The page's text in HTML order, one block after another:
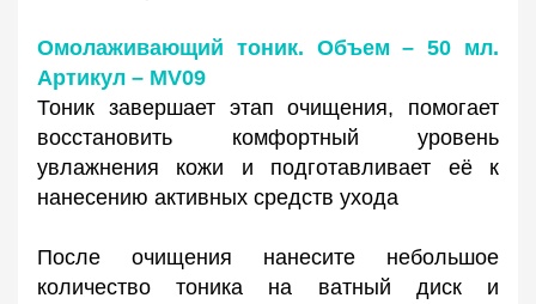
Омолаживающий тоник. Объем – 50 мл.
Артикул – MV09
Тоник завершает этап очищения, помогает
восстановить комфортный уровень
увлажнения кожи и подготавливает её к
нанесению активных средств ухода
После очищения нанесите небольшое
количество тоника на ватный диск и